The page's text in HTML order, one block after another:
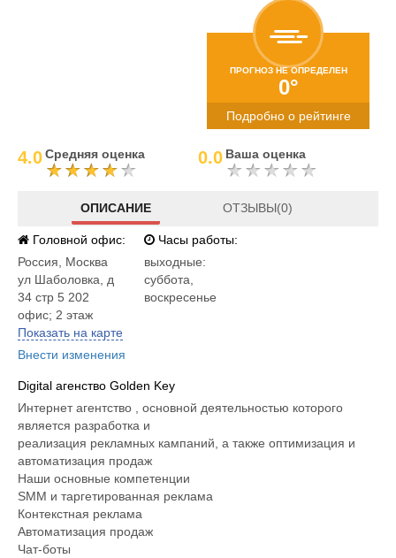
ПРОГНОЗ НЕ ОПРЕДЕЛЕН
0°
Подробно о рейтинге
4.0Средняя оценка 0.0 Ваша оценка
ОПИСАНИЕ ОТЗЫВЫ(0)
Головной офис:
Россия
Москва
ул Шаболовка, д
34 стр 5 202
офис; 2 этаж
Показать на карте
Внести изменения
Часы работы:
выходные:
суббота,
воскресенье
Digital агенство Golden Key
Интернет агентство , основной деятельностью которого
является разработка и
реализация рекламных кампаний, а также оптимизация и
автоматизация продаж
Наши основные компетенции
SMM и таргетированная реклама
Контекстная реклама
Автоматизация продаж
Чат-боты